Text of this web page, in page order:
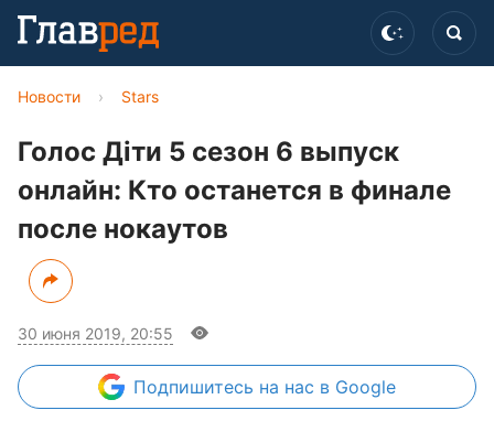
Новости › Stars
Голос Діти 5 сезон 6 выпуск
онлайн: Кто останется в финале
после нокаутов
30 июня 2019, 20:55
Подпишитесь на нас в Google